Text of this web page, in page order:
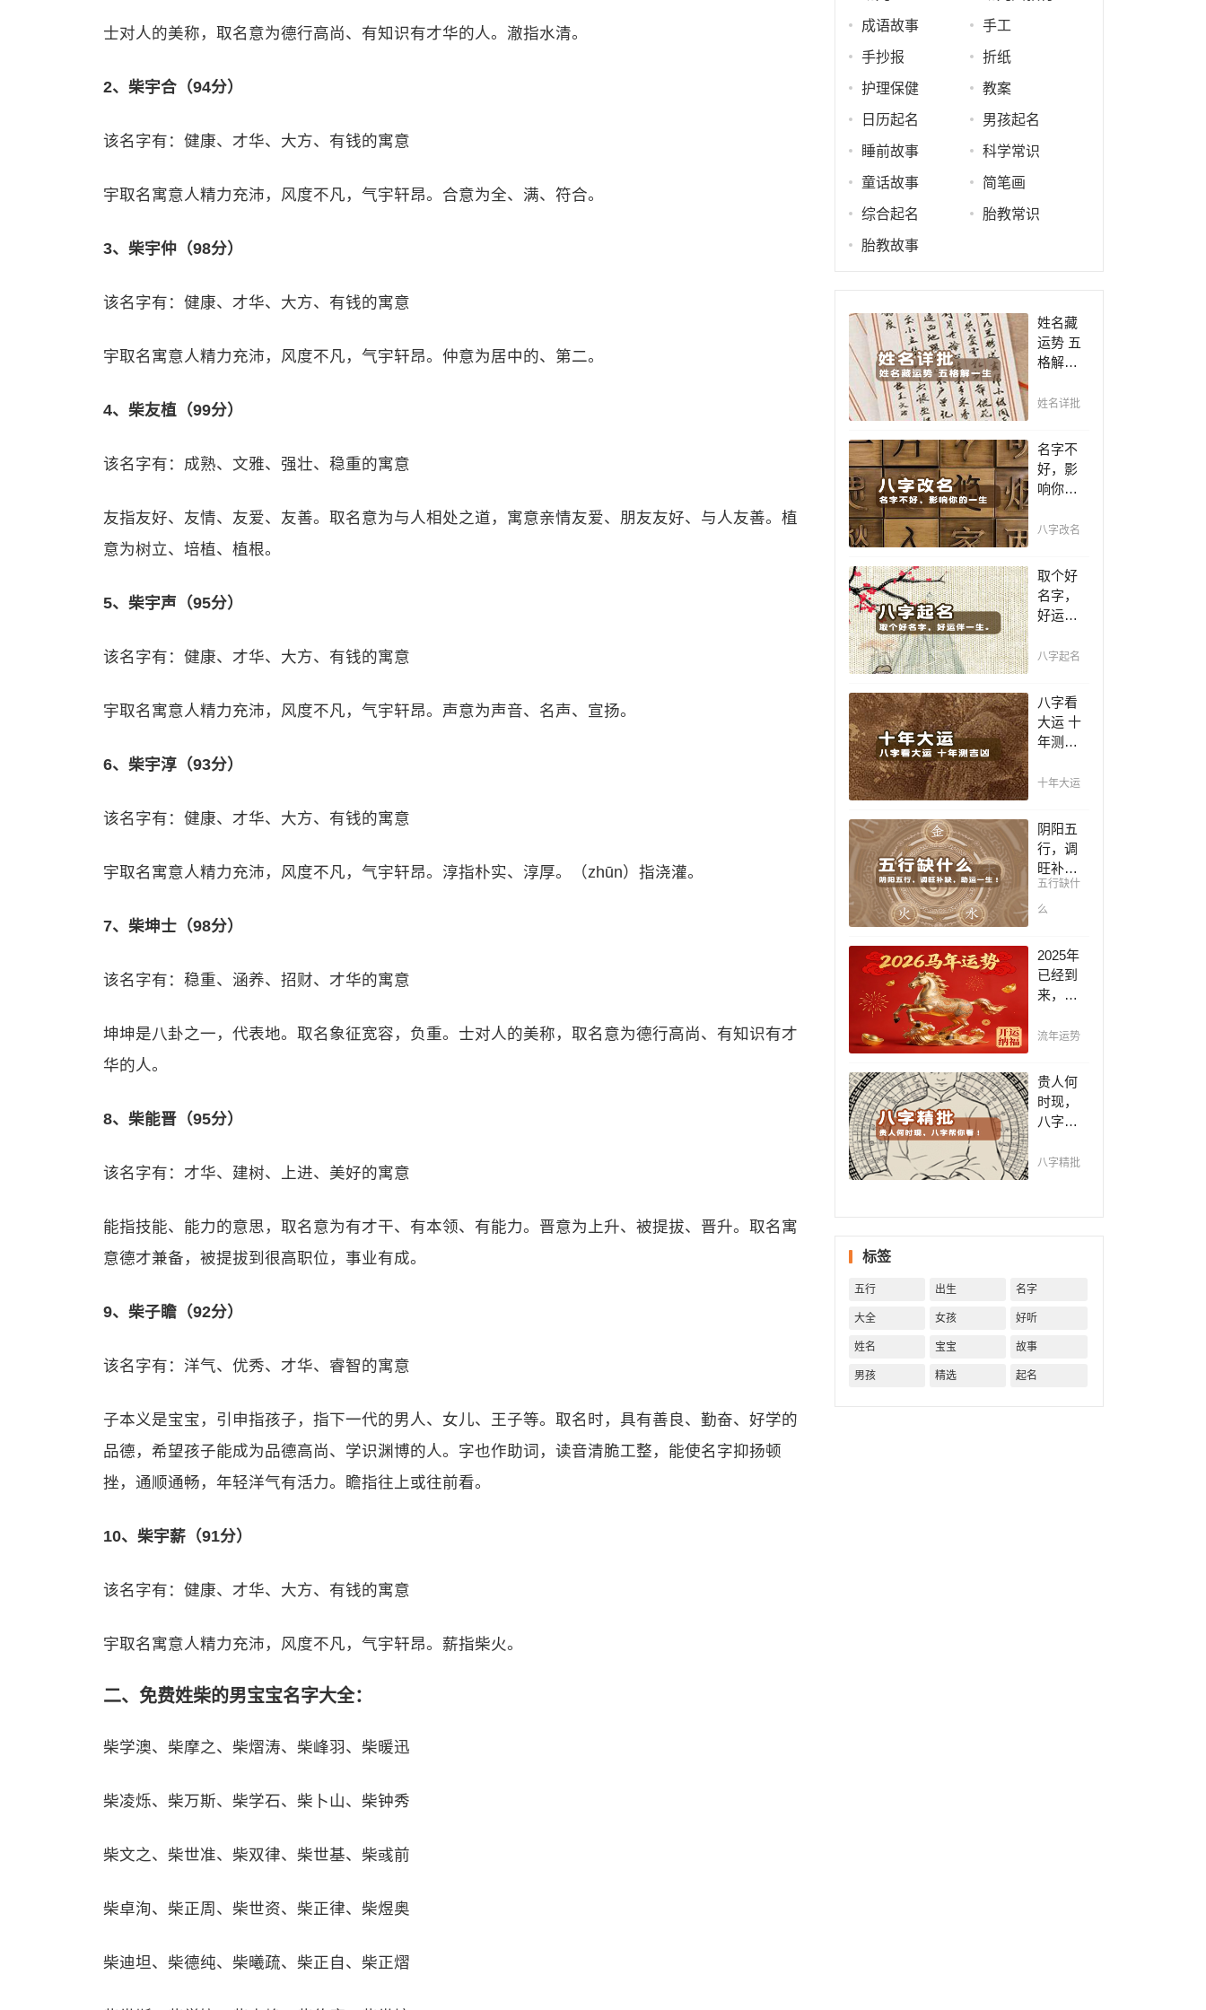
士对人的美称，取名意为德行高尚、有知识有才华的人。澈指水清。
2、柴宇合（94分）
该名字有：健康、才华、大方、有钱的寓意
宇取名寓意人精力充沛，风度不凡，气宇轩昂。合意为全、满、符合。
3、柴宇仲（98分）
该名字有：健康、才华、大方、有钱的寓意
宇取名寓意人精力充沛，风度不凡，气宇轩昂。仲意为居中的、第二。
4、柴友植（99分）
该名字有：成熟、文雅、强壮、稳重的寓意
友指友好、友情、友爱、友善。取名意为与人相处之道，寓意亲情友爱、朋友友好、与人友善。植
意为树立、培植、植根。
5、柴宇声（95分）
该名字有：健康、才华、大方、有钱的寓意
宇取名寓意人精力充沛，风度不凡，气宇轩昂。声意为声音、名声、宣扬。
6、柴宇淳（93分）
该名字有：健康、才华、大方、有钱的寓意
宇取名寓意人精力充沛，风度不凡，气宇轩昂。淳指朴实、淳厚。（zhūn）指浇灌。
7、柴坤士（98分）
该名字有：稳重、涵养、招财、才华的寓意
坤坤是八卦之一，代表地。取名象征宽容，负重。士对人的美称，取名意为德行高尚、有知识有才
华的人。
8、柴能晋（95分）
该名字有：才华、建树、上进、美好的寓意
能指技能、能力的意思，取名意为有才干、有本领、有能力。晋意为上升、被提拔、晋升。取名寓
意德才兼备，被提拔到很高职位，事业有成。
9、柴子瞻（92分）
该名字有：洋气、优秀、才华、睿智的寓意
子本义是宝宝，引申指孩子，指下一代的男人、女儿、王子等。取名时，具有善良、勤奋、好学的
品德，希望孩子能成为品德高尚、学识渊博的人。字也作助词，读音清脆工整，能使名字抑扬顿
挫，通顺通畅，年轻洋气有活力。瞻指往上或往前看。
10、柴宇薪（91分）
该名字有：健康、才华、大方、有钱的寓意
宇取名寓意人精力充沛，风度不凡，气宇轩昂。薪指柴火。
二、免费姓柴的男宝宝名字大全：
柴学澳、柴摩之、柴熠涛、柴峰羽、柴暖迅
柴凌烁、柴万斯、柴学石、柴卜山、柴钟秀
柴文之、柴世准、柴双律、柴世基、柴彧前
柴卓洵、柴正周、柴世资、柴正律、柴煜奥
柴迪坦、柴德纯、柴曦疏、柴正自、柴正熠
成语故事 手工
手抄报 折纸
护理保健 教案
日历起名 男孩起名
睡前故事 科学常识
童话故事 简笔画
综合起名 胎教常识
胎教故事
姓名藏
运势 五
格解一
名判断
吉凶，
你的名
字真的
适合你
姓名详批
名字不
好，影
响你的
一个好
金，好
名字让
你增加
自信、
顺！
八字改名
取个好
名字，
好运伴
赐子千
如教子
一艺；
教子一
艺，不
好名！
八字起名
八字看
大运 十
年测吉
年一运
凶，未
来命运
全知
晓。
十年大运
阴阳五
行，调
旺补
缺，助
运一
晓五
行，把
控起伏
波澜，
缺，助
一生！
五行缺什
么
2025年
已经到
来，如
把握先
吉避
凶，不
走弯
路，点
查看！
流年运势
贵人何
时现，
八字帮
平阴阳
八字精批
标签
五行 出生 名字
大全 女孩 好听
姓名 宝宝 故事
男孩 精选 起名